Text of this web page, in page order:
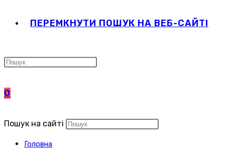
ПЕРЕМКНУТИ ПОШУК НА ВЕБ-САЙТІ
0
Пошук на сайті
Головна